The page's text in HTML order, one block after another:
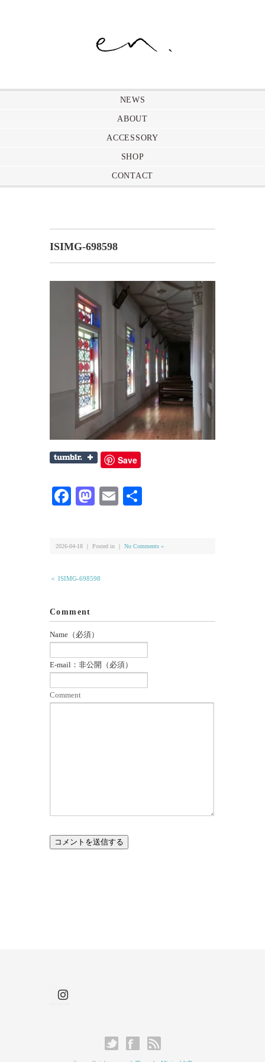
NEWS
ABOUT
ACCESSORY
SHOP
CONTACT
ISIMG-698598
Save
Facebook
Mastodon
Email
2026-04-18 ｜ Posted in ｜ No Comments »
＜ ISIMG-698598
Comment
Name（必須）
E-mail：非公開（必須）
Comment